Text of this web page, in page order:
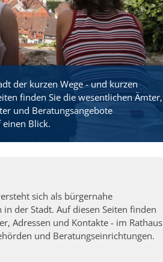
der kurzen Wege - und kurzen
finden Sie die wesentlichen Ämter,
und Beratungsangebote
Blick.
sich als bürgernahe
der Stadt. Auf diesen Seiten finden
Adressen und Kontakte - im Rathaus
und Beratungseinrichtungen.